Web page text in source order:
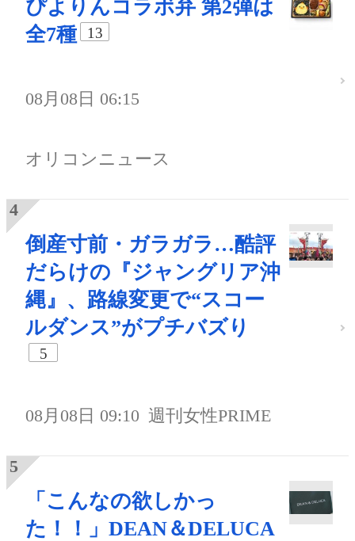
ぴよりんコラボ弁 第2弾は
全7種
13
08月08日 06:15
オリコンニュース
倒産寸前・ガラガラ…酷評
だらけの『ジャングリア沖
縄』、路線変更で“スコー
ルダンス”がプチバズり
5
08月08日 09:10 週刊女性PRIME
「こんなの欲しかっ
た！！」DEAN＆DELUCA